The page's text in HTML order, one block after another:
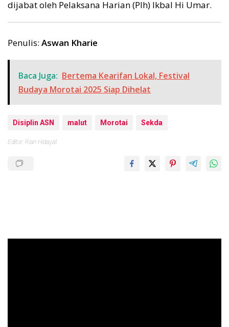
dijabat oleh Pelaksana Harian (Plh) Ikbal Hi Umar.
Penulis: Aswan Kharie
Baca Juga: Bertema Kearifan Lokal, Festival
Budaya Morotai 2025 Siap Dihelat
Disiplin ASN malut Morotai Sekda
Editor: Rian Hidayat